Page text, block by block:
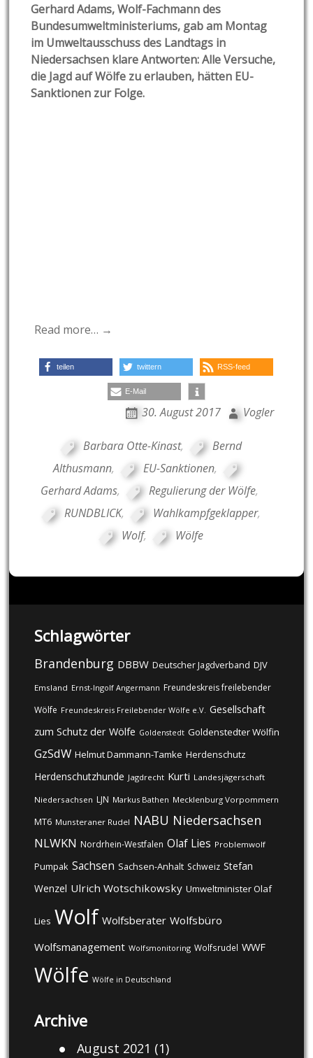
Gerhard Adams, Wolf-Fachmann des
Bundesumweltministeriums, gab am Montag
im Umweltausschuss des Landtags in
Niedersachsen klare Antworten: Alle Versuche,
die Jagd auf Wölfe zu erlauben, hätten EU-
Sanktionen zur Folge.
Read more… →
teilen twittern RSS-feed
E-Mail
30. August 2017 Vogler
Barbara Otte-Kinast,
Bernd
Althusmann, EU-Sanktionen,
Gerhard Adams, Regulierung der Wölfe,
RUNDBLICK, Wahlkampfgeklapper,
Wolf, Wölfe
Schlagwörter
Brandenburg DBBW Deutscher Jagdverband DJV
Emsland Ernst-Ingolf Angermann Freundeskreis freilebender
Wölfe Freundeskreis Freilebender Wölfe e.V. Gesellschaft
zum Schutz der Wölfe Goldenstedt Goldenstedter Wölfin
GzSdW Helmut Dammann-Tamke Herdenschutz
Herdenschutzhunde Jagdrecht Kurti Landesjägerschaft
Niedersachsen LJN Markus Bathen Mecklenburg Vorpommern
MT6 Munsteraner Rudel NABU Niedersachsen
NLWKN Nordrhein-Westfalen Olaf Lies Problemwolf
Pumpak Sachsen Sachsen-Anhalt Schweiz Stefan
Wenzel Ulrich Wotschikowsky Umweltminister Olaf
Lies Wolf Wolfsberater Wolfsbüro
Wolfsmanagement Wolfsmonitoring Wolfsrudel WWF
Wölfe Wölfe in Deutschland
Archive
August 2021 (1)